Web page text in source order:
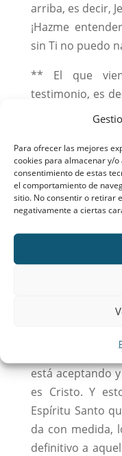
Para ofrecer las mejores
cookies para almacenar y/
consentimiento de estas
el comportamiento de
sitio. No consentir o retirar
negativamente a ciertas
arriba, es decir,
¡Hazme
sin Ti no puedo
** El que
testimonio, es
Dar testimonio
ya que, en
revelado que
Hijo del Padre;
el Padre. Y que
respuesta
de Cristo o,
aceptaron al
que acepta
está aceptando
es Cristo. Y
Espíritu Santo
da con medida,
definitivo a